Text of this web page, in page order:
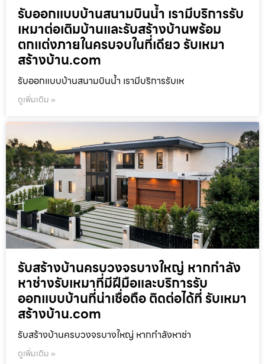
รับออกแบบบ้านสนามบินน้ำ เรามีบริการรับ
เหมาต่อเติมบ้านและรับสร้างบ้านพร้อม
ตกแต่งภายในครบจบในที่เดียว รับเหมา
สร้างบ้าน.com
รับออกแบบบ้านสนามบินน้ำ เรามีบริการรับเห
ดูเพิ่มเติม »
รับสร้างบ้านครบวงจรบางใหญ่ หากกำลัง
หาช่างรับเหมาที่มีฝีมือและบริการรับ
ออกแบบบ้านที่น่าเชื่อถือ ติดต่อได้ที่ รับเหมา
สร้างบ้าน.com
รับสร้างบ้านครบวงจรบางใหญ่ หากกำลังหาช่า
ดูเพิ่มเติม »